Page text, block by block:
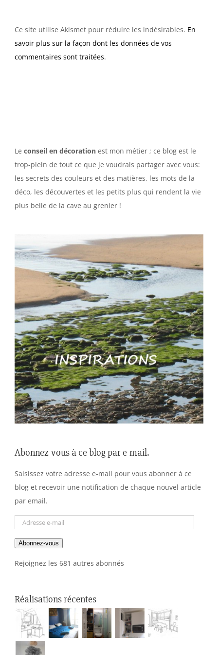
Ce site utilise Akismet pour réduire les indésirables. En
savoir plus sur la façon dont les données de vos
commentaires sont traitées.
Le conseil en décoration est mon métier ; ce blog est le
trop-plein de tout ce que je voudrais partager avec vous:
les secrets des couleurs et des matières, les mots de la
déco, les découvertes et les petits plus qui rendent la vie
plus belle de la cave au grenier !
Abonnez-vous à ce blog par e-mail.
Saisissez votre adresse e-mail pour vous abonner à ce
blog et recevoir une notification de chaque nouvel article
par email.
Adresse
mail
Abonnez-vous
Rejoignez les 681 autres abonnés
Réalisations récentes